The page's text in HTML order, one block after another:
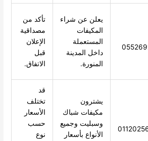
يعلن عن شراء
المكيفات
المستعملة
داخل المدينة
المنورة.
تأكد من
مصداقية
الإعلان
قبل
الاتفاق.
يشترون
مكيفات شباك
وسبليت وجميع
الأنواع بأسعار
قد
تختلف
الأسعار
حسب
نوع